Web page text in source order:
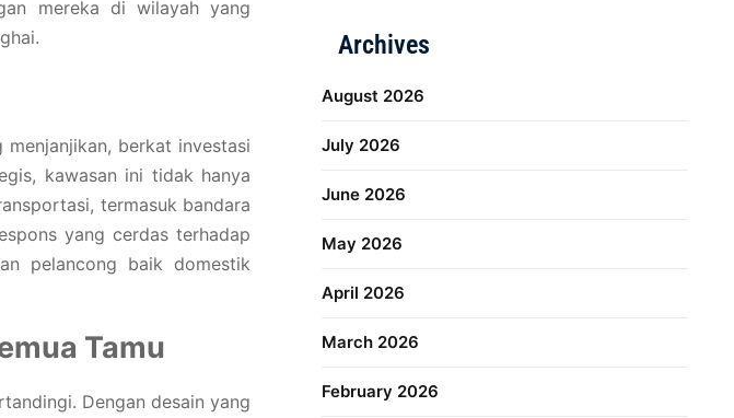
mereka di wilayah yang
berkat investasi
kawasan ini tidak hanya
termasuk bandara
yang cerdas terhadap
pelancong baik domestik
Tamu
Dengan desain yang
Archives
August 2026
July 2026
June 2026
May 2026
April 2026
March 2026
February 2026